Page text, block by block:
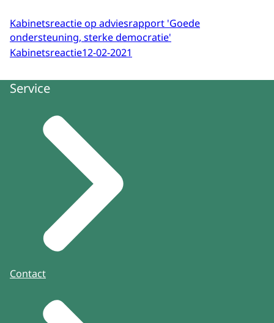
Kabinetsreactie op adviesrapport 'Goede
ondersteuning, sterke democratie'
Kabinetsreactie12-02-2021
Service
Contact